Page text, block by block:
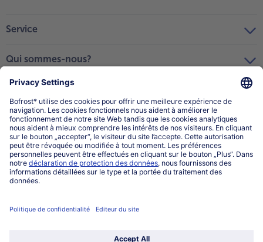
Service
Qui sommes-nous?
Catégories
Sélectionner le pays / la langue